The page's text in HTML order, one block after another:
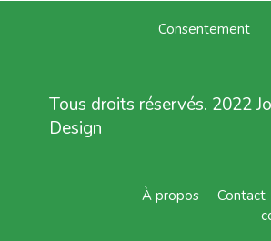
Consentement
Tous droits réservés. 2022
Design
À propos Contact